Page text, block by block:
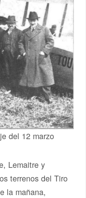
del 12 marzo
Lemaitre y
terrenos del Tiro
la mañana,